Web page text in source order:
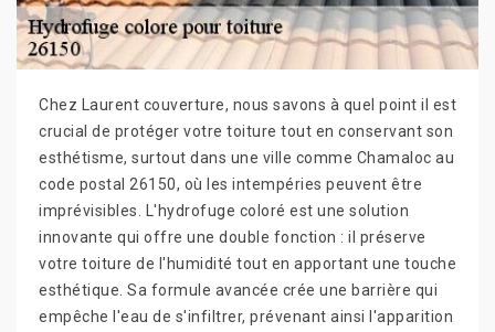
Chez Laurent couverture, nous savons à quel point il est
crucial de protéger votre toiture tout en conservant son
esthétisme, surtout dans une ville comme Chamaloc au
code postal 26150, où les intempéries peuvent être
imprévisibles. L'hydrofuge coloré est une solution
innovante qui offre une double fonction : il préserve
votre toiture de l'humidité tout en apportant une touche
esthétique. Sa formule avancée crée une barrière qui
empêche l'eau de s'infiltrer, prévenant ainsi l'apparition